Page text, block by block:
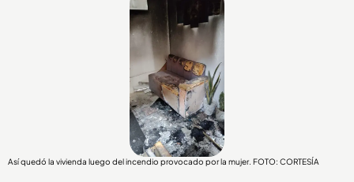
Así quedó la vivienda luego del incendio provocado por la mujer. FOTO: CORTESÍA